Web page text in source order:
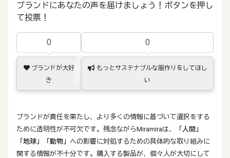
ブランドにあなたの声を届けましょう！ボタンを押し
て投票！
0
ブランドが大好
き
0
もっとサステナブルな服作りをしてほし
い
ブランドが責任を果たし、より多くの情報に基づいて選択をする
ために透明性が不可欠です。残念ながらMiramiraは、
「人間」
「地球」
「動物」 への影響に対処するための具体的な取り組みに
関する情報が不十分です。購入する製品が、個々人が大切にして